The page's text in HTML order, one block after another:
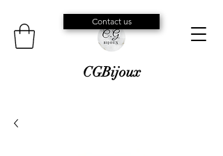
CGBijoux
Contact us